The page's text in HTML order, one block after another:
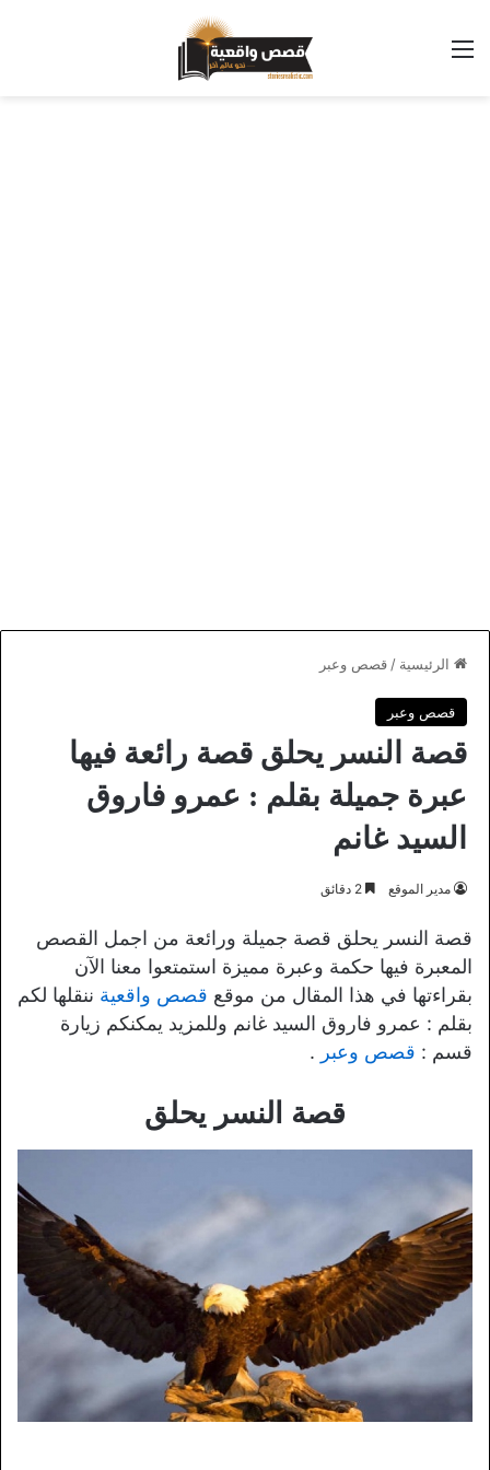
القائمة
الرئيسية / قصص وعبر
قصص وعبر
قصة النسر يحلق قصة رائعة فيها
عبرة جميلة بقلم : عمرو فاروق
السيد غانم
مدير الموقع
قصة النسر يحلق قصة جميلة ورائعة من اجمل القصص
المعبرة فيها حكمة وعبرة مميزة استمتعوا معنا الآن
بقراءتها في هذا المقال من موقع قصص واقعية ننقلها لكم
بقلم : عمرو فاروق السيد غانم وللمزيد يمكنكم زيارة
قسم : قصص وعبر .
قصة النسر يحلق